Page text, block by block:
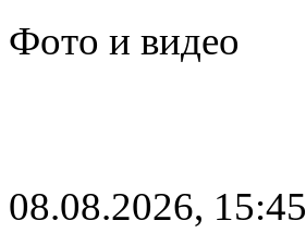
Фото и видео
08.08.2026, 15:45